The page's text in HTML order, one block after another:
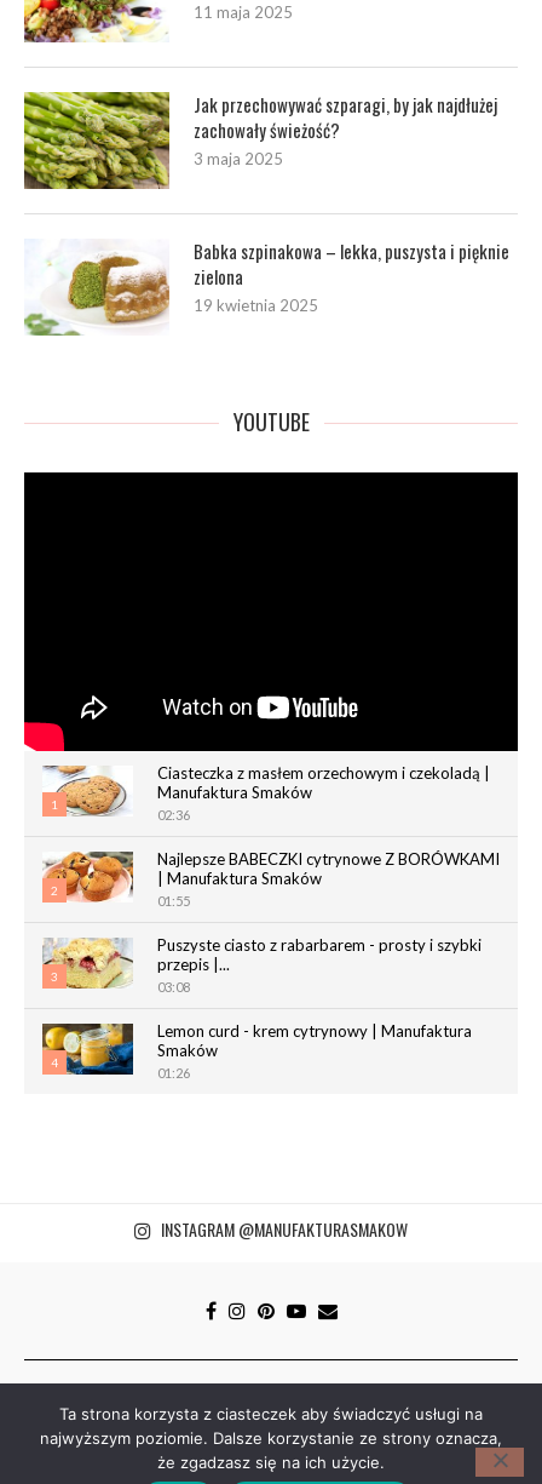
11 maja 2025
Jak przechowywać szparagi, by jak najdłużej
zachowały świeżość?
3 maja 2025
Babka szpinakowa – lekka, puszysta i pięknie
zielona
19 kwietnia 2025
YOUTUBE
1
Ciasteczka z masłem orzechowym i czekoladą |
Manufaktura Smaków
02:36
2
Najlepsze BABECZKI cytrynowe Z BORÓWKAMI
| Manufaktura Smaków
01:55
3
Puszyste ciasto z rabarbarem - prosty i szybki
przepis |...
03:08
4
Lemon curd - krem cytrynowy | Manufaktura
Smaków
01:26
01:40
INSTAGRAM @MANUFAKTURASMAKOW
zastrzeżone. Kopiowanie i rozpowszechnianie bez zgody
manufakturasmakow.com zabronione.
Ta strona korzysta z ciasteczek aby świadczyć usługi na
najwyższym poziomie. Dalsze korzystanie ze strony oznacza,
że zgadzasz się na ich użycie.